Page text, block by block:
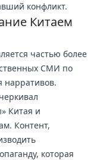
конфликт.
Китаем
частью более
СМИ по
Китая и
Контент,
которая